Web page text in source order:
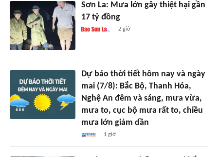
Sơn La: Mưa lớn gây thiệt hại gần
17 tỷ đồng
2 giờ
Dự báo thời tiết hôm nay và ngày
mai (7/8): Bắc Bộ, Thanh Hóa,
Nghệ An đêm và sáng, mưa vừa,
mưa to, cục bộ mưa rất to, chiều
mưa lớn giảm dần
1 giờ